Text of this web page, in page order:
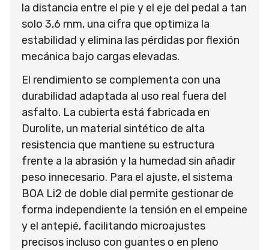
la distancia entre el pie y el eje del pedal a tan
solo 3,6 mm, una cifra que optimiza la
estabilidad y elimina las pérdidas por flexión
mecánica bajo cargas elevadas.
El rendimiento se complementa con una
durabilidad adaptada al uso real fuera del
asfalto. La cubierta está fabricada en
Durolite, un material sintético de alta
resistencia que mantiene su estructura
frente a la abrasión y la humedad sin añadir
peso innecesario. Para el ajuste, el sistema
BOA Li2 de doble dial permite gestionar de
forma independiente la tensión en el empeine
y el antepié, facilitando microajustes
precisos incluso con guantes o en pleno